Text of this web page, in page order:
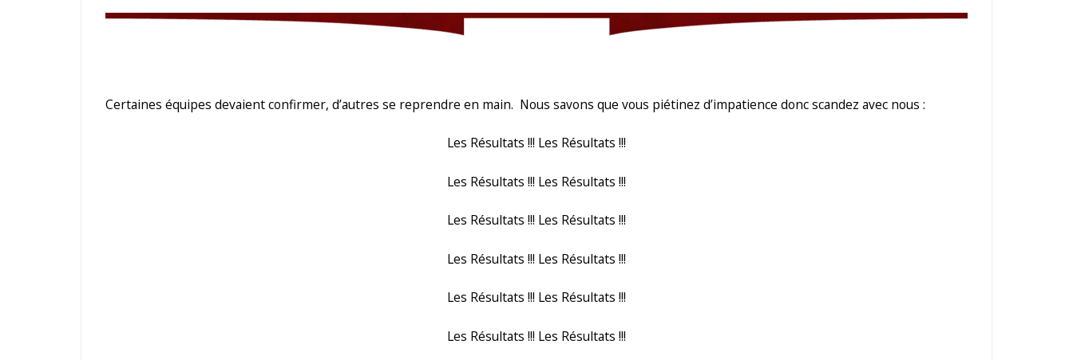
Certaines équipes devaient confirmer, d’autres se reprendre en main. Nous savons que vous piétinez d’impatience donc scandez avec nous :
Les Résultats !!! Les Résultats !!!
Les Résultats !!! Les Résultats !!!
Les Résultats !!! Les Résultats !!!
Les Résultats !!! Les Résultats !!!
Les Résultats !!! Les Résultats !!!
Les Résultats !!! Les Résultats !!!